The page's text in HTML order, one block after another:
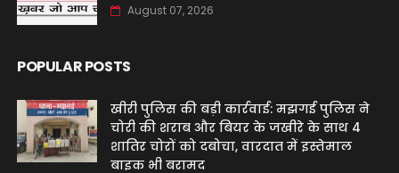
August 07, 2026
POPULAR POSTS
खीरी पुलिस की बड़ी कार्रवाई: मझगई पुलिस ने
चोरी की शराब और बियर के जखीरे के साथ 4
शातिर चोरों को दबोचा, वारदात में इस्तेमाल
बाइक भी बरामद